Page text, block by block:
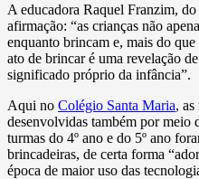
A educadora Raquel Franzim,
afirmação: “as crianças não
enquanto brincam e, mais do
ato de brincar é uma revelação
significado próprio da infância”.
Aqui no Colégio Santa Maria, as
desenvolvidas também por meio
turmas do 4º ano e do 5º ano
brincadeiras, de certa forma
época de maior uso das